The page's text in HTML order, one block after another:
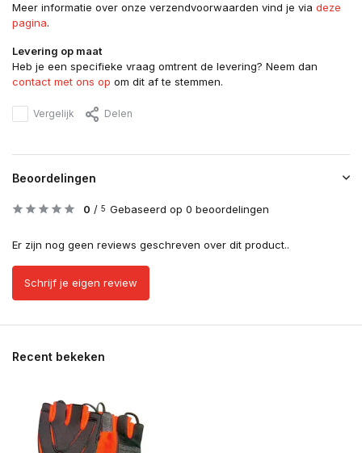
Meer informatie over onze verzendvoorwaarden vind je via deze
pagina.
Levering op maat
Heb je een specifieke vraag omtrent de levering? Neem dan
contact met ons op om dit af te stemmen.
Vergelijk Delen
Beoordelingen
0 / 5 Gebaseerd op 0 beoordelingen
Er zijn nog geen reviews geschreven over dit product..
Schrijf je eigen review
Recent bekeken